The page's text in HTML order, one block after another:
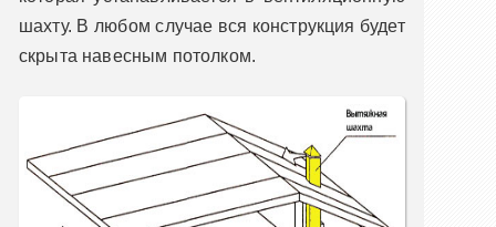
шахту. В любом случае вся конструкция будет
скрыта навесным потолком.